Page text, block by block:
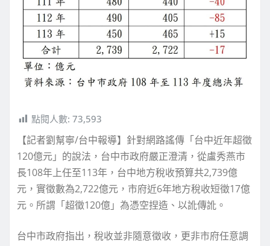
點閱人數: 73,593
【記者劉幫寧/台中報導】針對網路謠傳「台中近年超徵
120億元」的說法，台中市政府嚴正澄清，從盧秀燕市
長108年上任至113年，台中地方稅收預算共2,739億
元，實徵數為2,722億元，市府近6年地方稅收短徵17億
元。所謂「超徵120億」為憑空捏造、以訛傳訛。
台中市政府指出，稅收並非隨意徵收，更非市府任意調